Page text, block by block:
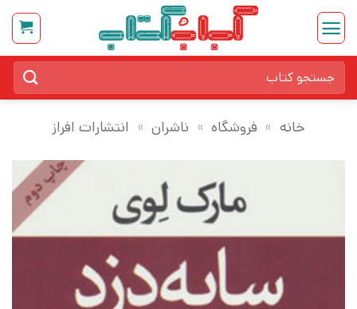
Skip
content
برای:
خانه » فروشگاه » ناشران » انتشارات افراز